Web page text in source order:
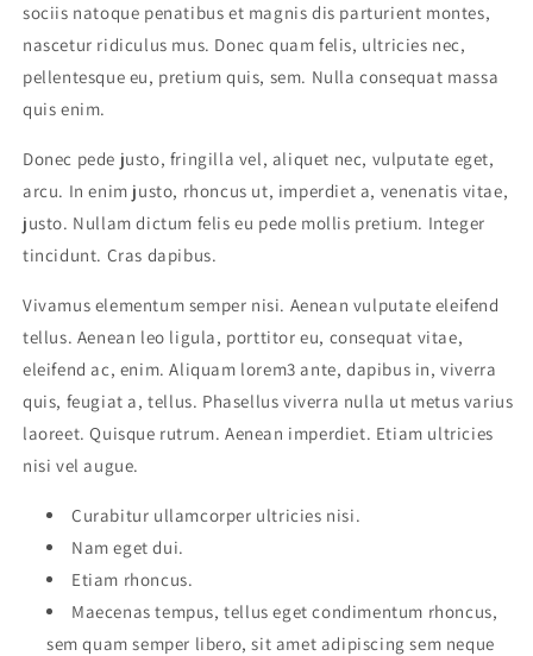
sociis natoque penatibus et magnis dis parturient montes,
nascetur ridiculus mus. Donec quam felis, ultricies nec,
pellentesque eu, pretium quis, sem. Nulla consequat massa
quis enim.
Donec pede justo, fringilla vel, aliquet nec, vulputate eget,
arcu. In enim justo, rhoncus ut, imperdiet a, venenatis vitae,
justo. Nullam dictum felis eu pede mollis pretium. Integer
tincidunt. Cras dapibus.
Vivamus elementum semper nisi. Aenean vulputate eleifend
tellus. Aenean leo ligula, porttitor eu, consequat vitae,
eleifend ac, enim. Aliquam lorem3 ante, dapibus in, viverra
quis, feugiat a, tellus. Phasellus viverra nulla ut metus varius
laoreet. Quisque rutrum. Aenean imperdiet. Etiam ultricies
nisi vel augue.
Curabitur ullamcorper ultricies nisi.
Nam eget dui.
Etiam rhoncus.
Maecenas tempus, tellus eget condimentum rhoncus,
sem quam semper libero, sit amet adipiscing sem neque